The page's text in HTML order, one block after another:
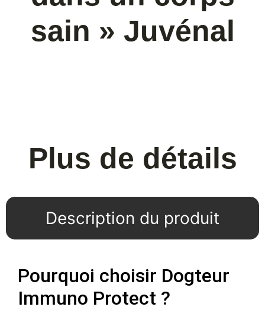
sain » Juvénal
Plus de détails
Description du produit
Pourquoi choisir Dogteur
Immuno Protect ?